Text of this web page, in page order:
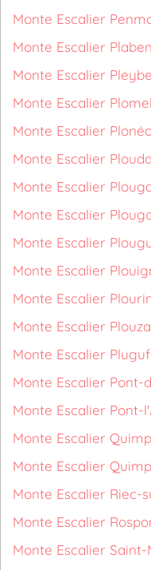
Monte Escalier
Monte Escalier
Monte Escalier
Monte Escalier
Monte Escalier
Monte Escalier
Monte Escalier
Monte Escalier
Monte Escalier
Monte Escalier
Monte Escalier
Monte Escalier
Monte Escalier
Monte Escalier Pont-
Monte Escalier Pont-
Monte Escalier
Monte Escalier
Monte Escalier Riec-
Monte Escalier
Monte Escalier